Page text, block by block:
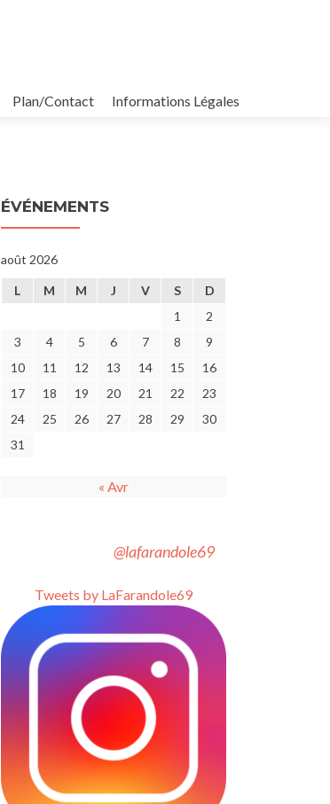
Plan/Contact Informations Légales
ÉVÉNEMENTS
août 2026
L M M J V S
D
1
2
3
4 5 6 7 8
9
10
11 12 13 14 15
16
17
18 19 20 21 22
23
24
25 26 27 28 29
30
31
« Avr
@lafarandole69
Tweets by LaFarandole69